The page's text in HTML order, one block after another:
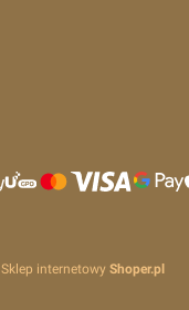
Sklep internetowy Shoper.pl